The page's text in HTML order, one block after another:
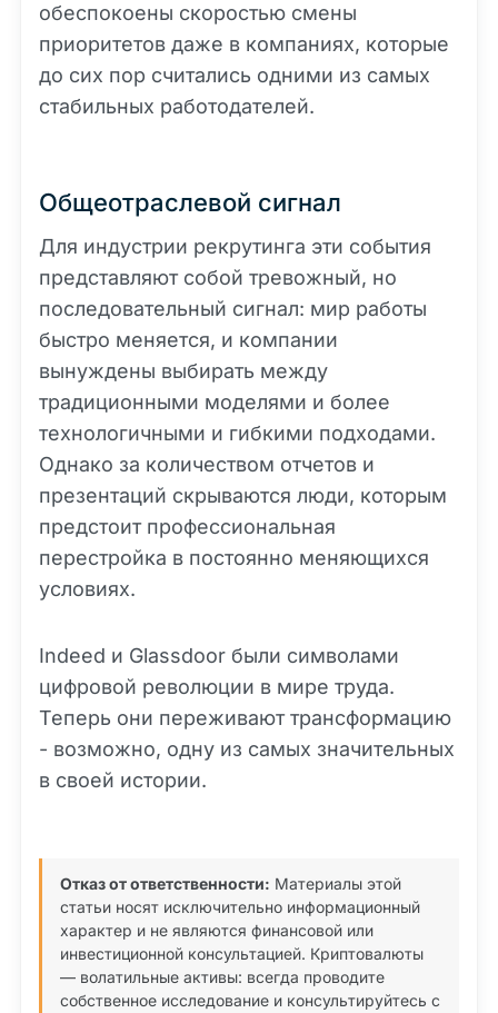
обеспокоены скоростью смены
приоритетов даже в компаниях, которые
до сих пор считались одними из самых
стабильных работодателей.
Общеотраслевой сигнал
Для индустрии рекрутинга эти события
представляют собой тревожный, но
последовательный сигнал: мир работы
быстро меняется, и компании
вынуждены выбирать между
традиционными моделями и более
технологичными и гибкими подходами.
Однако за количеством отчетов и
презентаций скрываются люди, которым
предстоит профессиональная
перестройка в постоянно меняющихся
условиях.
Indeed и Glassdoor были символами
цифровой революции в мире труда.
Теперь они переживают трансформацию
- возможно, одну из самых значительных
в своей истории.
Отказ от ответственности: Материалы этой
статьи носят исключительно информационный
характер и не являются финансовой или
инвестиционной консультацией. Криптовалюты
— волатильные активы: всегда проводите
собственное исследование и консультируйтесь с